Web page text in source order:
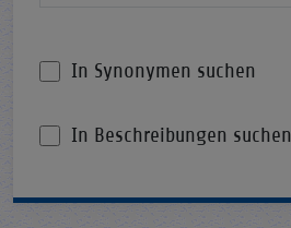
In Synonymen suchen
In Beschreibungen suchen